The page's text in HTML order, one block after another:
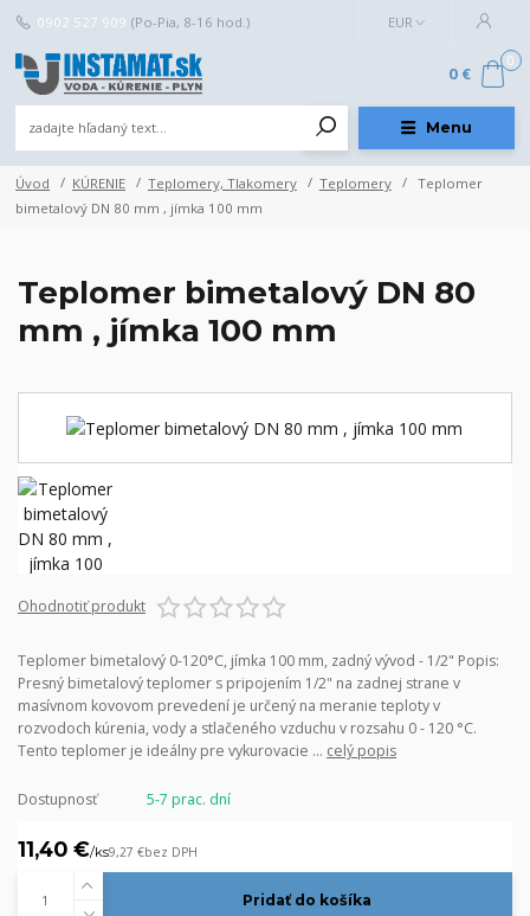
Menu
EUR
0902 527 909 (Po-Pia, 8-16 hod.)
0
0 €
Úvod KÚRENIE Teplomery, Tlakomery Teplomery
Teplomer
bimetalový DN 80 mm , jímka 100 mm
Teplomer bimetalový DN 80
mm , jímka 100 mm
Ohodnotiť produkt
Teplomer bimetalový 0-120°C, jímka 100 mm, zadný vývod - 1/2" Popis:
Presný bimetalový teplomer s pripojením 1/2" na zadnej strane v
masívnom kovovom prevedení je určený na meranie teploty v
rozvodoch kúrenia, vody a stlačeného vzduchu v rozsahu 0 - 120 °C.
Tento teplomer je ideálny pre vykurovacie ... celý popis
Dostupnosť 5-7 prac. dní
11,40 €/ks9,27 €bez DPH
Pridať do košíka